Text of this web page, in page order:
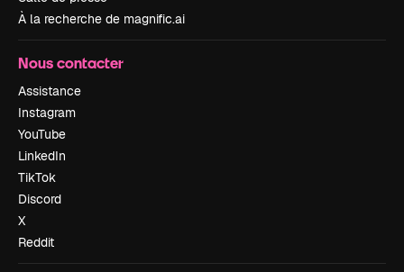
À la recherche de magnific.ai
Nous contacter
Assistance
Instagram
YouTube
LinkedIn
TikTok
Discord
X
Reddit